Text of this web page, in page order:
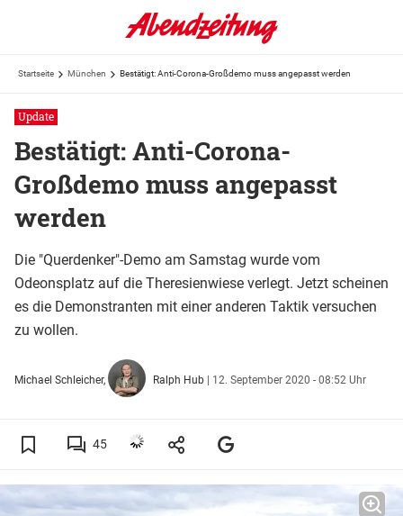
Startseite München Bestätigt: Anti-Corona-Großdemo muss angepasst werden
Update
Bestätigt: Anti-Corona-
Großdemo muss angepasst
werden
Die "Querdenker"-Demo am Samstag wurde vom
Odeonsplatz auf die Theresienwiese verlegt. Jetzt scheinen
es die Demonstranten mit einer anderen Taktik versuchen
zu wollen.
Michael Schleicher, Ralph Hub | 12. September 2020 - 08:52 Uhr
45